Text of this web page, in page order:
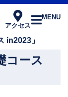
アクセス
MENU
in2023」
コース